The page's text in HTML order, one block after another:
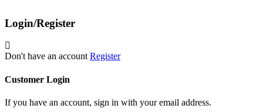
Login/Register
Don't have an account Register
Customer Login
If you have an account, sign in with your email address.